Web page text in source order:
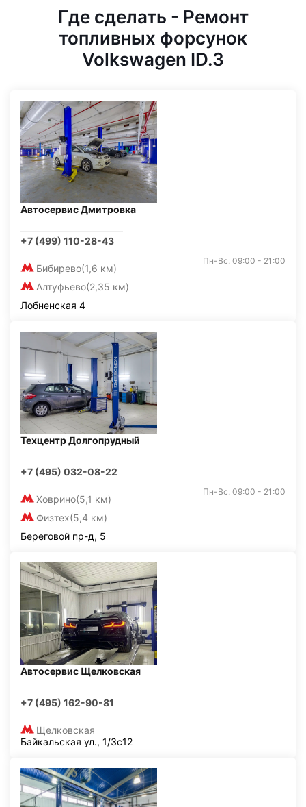
Где сделать - Ремонт
топливных форсунок
Volkswagen ID.3
Автосервис Дмитровка
+7 (499) 110-28-43
Бибирево(1,6 км)
Алтуфьево(2,35 км)
Пн-Вс: 09:00 - 21:00
Лобненская 4
Техцентр Долгопрудный
+7 (495) 032-08-22
Ховрино(5,1 км)
Физтех(5,4 км)
Пн-Вс: 09:00 - 21:00
Береговой пр-д, 5
Автосервис Щелковская
+7 (495) 162-90-81
Щелковская
Байкальская ул., 1/3с12